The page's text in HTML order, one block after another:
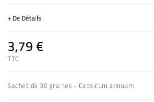
+ De Détails
3,79 €
TTC
Sachet de 30 graines - Capsicum annuum